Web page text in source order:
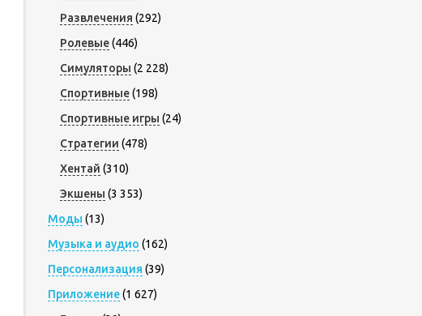
Развлечения (292)
Ролевые(446)
Симуляторы (2 228)
Спортивные(198)
Спортивные игры (24)
Стратегии (478)
Хентай (310)
Экшены (3 353)
Моды (13)
Музыка и аудио (162)
Персонализация (39)
Приложение(1 627)